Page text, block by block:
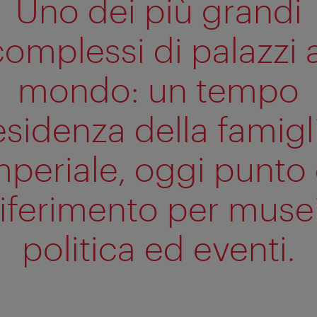
Uno dei più grandi
di palazzi
mondo: un tempo
della
oggi punto
per
politica ed eventi.